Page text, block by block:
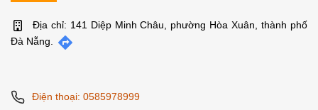
Địa chỉ: 141 Diệp Minh Châu, phường Hòa Xuân, thành phố
Đà Nẵng.
Điện thoại: 0585978999